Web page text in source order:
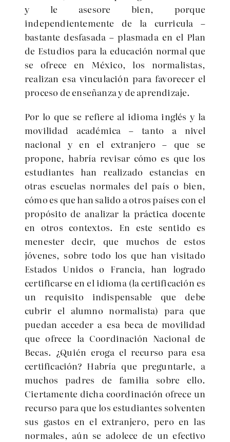
y le asesore bien, porque
independientemente de la curricula –
bastante desfasada – plasmada en el Plan
de Estudios para la educación normal que
se ofrece en México, los normalistas,
realizan esa vinculación para favorecer el
proceso de enseñanza y de aprendizaje.
Por lo que se refiere al idioma inglés y la
movilidad académica – tanto a nivel
nacional y en el extranjero – que se
propone, habría revisar cómo es que los
estudiantes han realizado estancias en
otras escuelas normales del país o bien,
cómo es que han salido a otros países con el
propósito de analizar la práctica docente
en otros contextos. En este sentido es
menester decir, que muchos de estos
jóvenes, sobre todo los que han visitado
Estados Unidos o Francia, han logrado
certificarse en el idioma (la certificación es
un requisito indispensable que debe
cubrir el alumno normalista) para que
puedan acceder a esa beca de movilidad
que ofrece la Coordinación Nacional de
Becas. ¿Quién eroga el recurso para esa
certificación? Habría que preguntarle, a
muchos padres de familia sobre ello.
Ciertamente dicha coordinación ofrece un
recurso para que los estudiantes solventen
sus gastos en el extranjero, pero en las
normales, aún se adolece de un efectivo